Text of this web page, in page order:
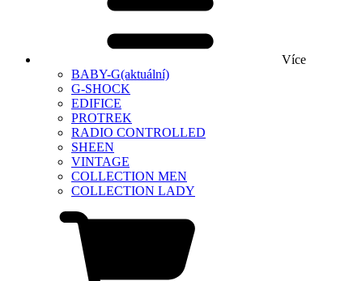
Více
BABY-G(aktuální)
G-SHOCK
EDIFICE
PROTREK
RADIO CONTROLLED
SHEEN
VINTAGE
COLLECTION MEN
COLLECTION LADY